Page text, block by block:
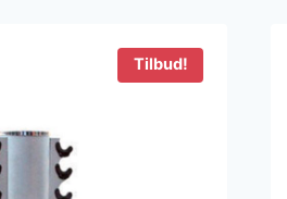
Tilbud!